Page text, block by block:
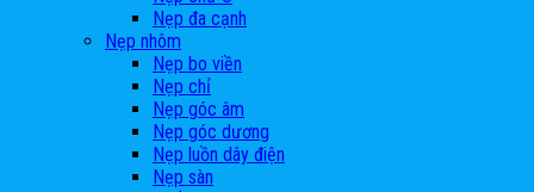
Nẹp đa cạnh
Nẹp nhôm
Nẹp bo viền
Nẹp chỉ
Nẹp góc âm
Nẹp góc dương
Nẹp luồn dây điện
Nẹp sàn